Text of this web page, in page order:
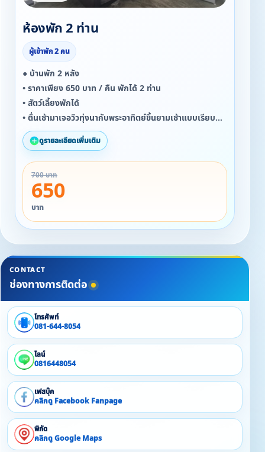
ห้องพัก 2 ท่าน
ผู้เข้าพัก 2 คน
● บ้านพัก 2 หลัง
• ราคาเพียง 650 บาท / คืน พักได้ 2 ท่าน
• สัตว์เลี้ยงพักได้
• ตื่นเช้ามาเจอวิวทุ่งนากับพระอาทิตย์ขึ้นยามเช้าแบบเรียบ
ง่าย แต่สวยจริง
ดูรายละเอียดเพิ่มเติม
700 บาท
650
บาท
CONTACT
ช่องทางการติดต่อ
โทรศัพท์
081-644-8054
ไลน์
0816448054
เฟสบุ๊ค
คลิกดู Facebook Fanpage
พิกัด
คลิกดู Google Maps